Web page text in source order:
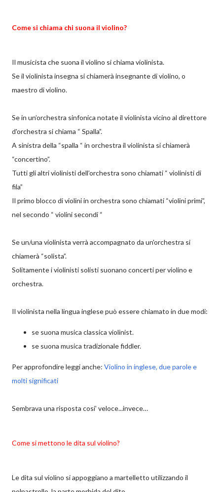
Come si chiama chi suona il violino?
Il musicista che suona il violino si chiama violinista.
Se il violinista insegna si chiamerà insegnante di violino, o
maestro di violino.
Se in un’orchestra sinfonica notate il violinista vicino al direttore
d'orchestra si chiama “ Spalla”.
A sinistra della “spalla “ in orchestra il violinista si chiamerà
“concertino”.
Tutti gli altri violinisti dell’orchestra sono chiamati “ violinisti di
fila”
Il primo blocco di violini in orchestra sono chiamati “violini primi”,
nel secondo “ violini secondi “
Se un/una violinista verrà accompagnato da un'orchestra si
chiamerà “solista”.
Solitamente i violinisti solisti suonano concerti per violino e
orchestra.
Il violinista nella lingua inglese può essere chiamato in due modi:
se suona musica classica violinist.
se suona musica tradizionale fiddler.
Per approfondire leggi anche: Violino in inglese, due parole e
molti significati
Sembrava una risposta cosi’ veloce...invece…
Come si mettono le dita sul violino?
Le dita sul violino si appoggiano a martelletto utilizzando il